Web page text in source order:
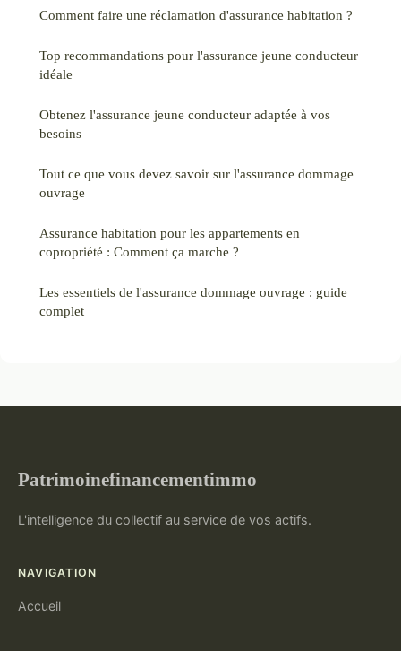
Comment faire une réclamation d'assurance habitation ?
Top recommandations pour l'assurance jeune conducteur
idéale
Obtenez l'assurance jeune conducteur adaptée à vos
besoins
Tout ce que vous devez savoir sur l'assurance dommage
ouvrage
Assurance habitation pour les appartements en
copropriété : Comment ça marche ?
Les essentiels de l'assurance dommage ouvrage : guide
complet
Patrimoinefinancementimmo
L'intelligence du collectif au service de vos actifs.
NAVIGATION
Accueil